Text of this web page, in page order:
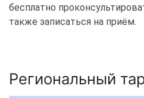
бесплатно
также записаться на приём.
Региональный